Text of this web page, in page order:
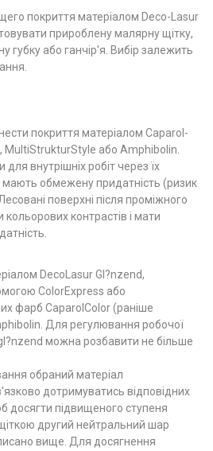
покриття матеріалом Deco-Lasur
прироблену малярну щітку,
губку або ганчір'я. Вибір залежить
покриття матеріалом Caparol-
або Amphibolin.
внутрішніх робіт через їх
мають обмежену придатність (ризик
поверхні після проміжного
контрастів і мати
DecoLasur Gl?nzend,
ColorExpress або
фарб CaparolColor (раніше
Для регулювання робочої
можна розбавити не більше
обраний матеріал
дотримуватись відповідних
досягти підвищеного ступеня
другий нейтральний шар
вище. Для досягнення